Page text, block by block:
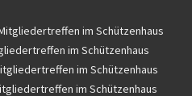
im Schützenhaus
im Schützenhaus
im Schützenhaus
im Schützenhaus